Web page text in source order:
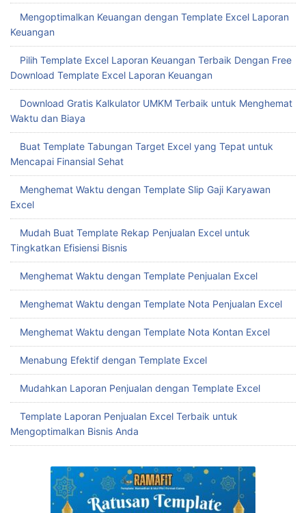
Mengoptimalkan Keuangan dengan Template Excel Laporan
Keuangan
Pilih Template Excel Laporan Keuangan Terbaik Dengan Free
Download Template Excel Laporan Keuangan
Download Gratis Kalkulator UMKM Terbaik untuk Menghemat
Waktu dan Biaya
Buat Template Tabungan Target Excel yang Tepat untuk
Mencapai Finansial Sehat
Menghemat Waktu dengan Template Slip Gaji Karyawan
Excel
Mudah Buat Template Rekap Penjualan Excel untuk
Tingkatkan Efisiensi Bisnis
Menghemat Waktu dengan Template Penjualan Excel
Menghemat Waktu dengan Template Nota Penjualan Excel
Menghemat Waktu dengan Template Nota Kontan Excel
Menabung Efektif dengan Template Excel
Mudahkan Laporan Penjualan dengan Template Excel
Template Laporan Penjualan Excel Terbaik untuk
Mengoptimalkan Bisnis Anda